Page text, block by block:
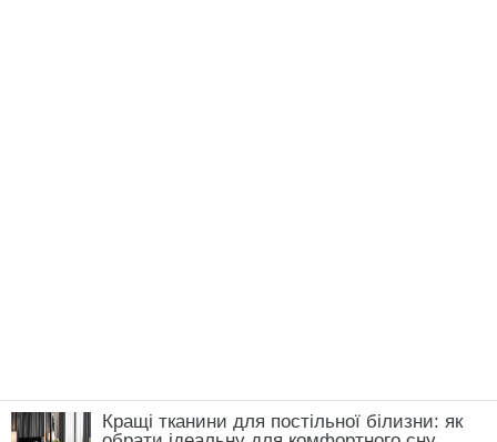
Кращі тканини для постільної білизни: як